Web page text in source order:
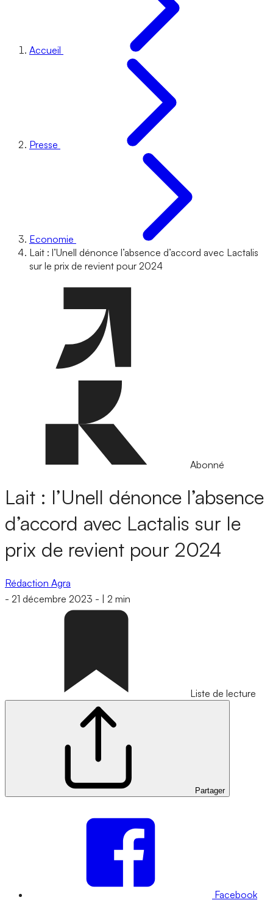
Accueil
Presse
Economie
Lait : l’Unell dénonce l’absence d’accord avec Lactalis
sur le prix de revient pour 2024
Abonné
Lait : l’Unell dénonce l’absence
d’accord avec Lactalis sur le
prix de revient pour 2024
Rédaction Agra
- 21 décembre 2023 - 2 min
Liste de lecture
Partager
Facebook